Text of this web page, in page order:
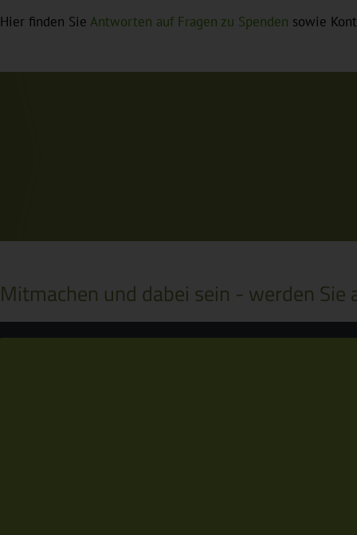
Hier finden Sie Antworten auf Fragen zu Spenden sowie
Mitmachen und dabei sein - werden Sie